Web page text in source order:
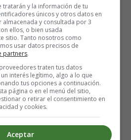
ah ah ah,
oh oh oh
ah ah ah,
rumbo, oh oh oh.
que es la fuente de la vida
donde yo quiero vivir...
ah ah ah,
oh oh oh
ah ah ah,
tratarán y la información de tu
únicos y otros datos en
y consultada por 3
ellos, o bien usada
sitio. Tanto nosotros como
usar datos precisos de
partners.
traten tus datos
interés legítimo, algo a lo que
tus opciones a continuación.
página o en el menú del sitio,
o retirar el consentimiento en
y cookies.
Aceptar